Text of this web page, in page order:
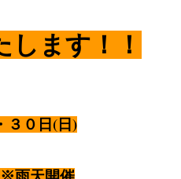
ます！！
３０日(日)